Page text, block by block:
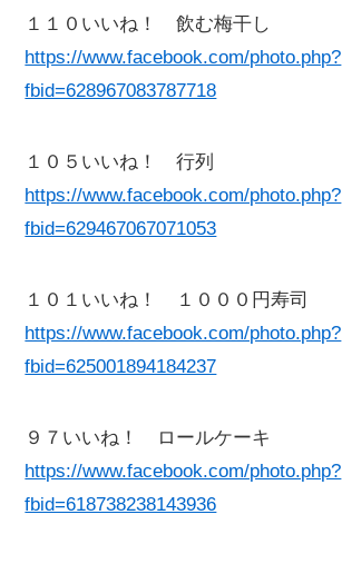
１１０いいね！ 飲む梅干し
https://www.facebook.com/photo.php?
fbid=628967083787718
１０５いいね！ 行列
https://www.facebook.com/photo.php?
fbid=629467067071053
１０１いいね！ １０００円寿司
https://www.facebook.com/photo.php?
fbid=625001894184237
９７いいね！ ロールケーキ
https://www.facebook.com/photo.php?
fbid=618738238143936